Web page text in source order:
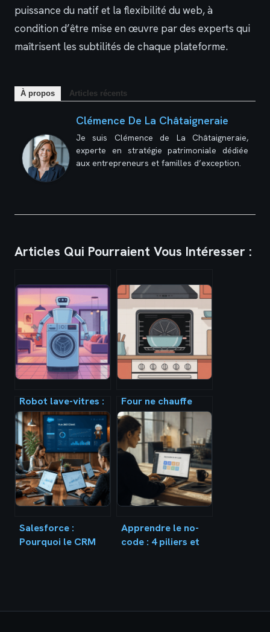
puissance du natif et la flexibilité du web, à
condition d’être mise en œuvre par des experts qui
maîtrisent les subtilités de chaque plateforme.
À propos Articles récents
Clémence De La Châtaigneraie
Je suis Clémence de La Châtaigneraie,
experte en stratégie patrimoniale dédiée
aux entrepreneurs et familles d’exception.
Articles Qui Pourraient Vous Intéresser :
Robot lave-vitres :
avis et guide pour
bien choisir en 2026
Four ne chauffe
plus mais ventile :
causes, solutions et
réparations
possibles
Salesforce :
Pourquoi le CRM
Apprendre le no-
code : 4 piliers et